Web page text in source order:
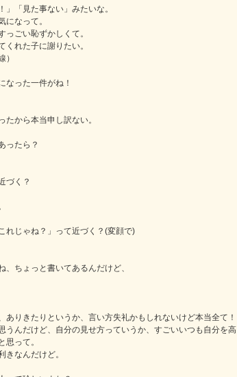
「見た事ない」みたいな。
になって。
っごい恥ずかしくて。
れた子に謝りたい。
）
なった一件がね！
たから本当申し訳ない。
ったら？
づく？
れじゃね？」って近づく？(変顔で)
ちょっと書いてあるんだけど、
ありきたりというか、言い方失礼かもしれないけど本当全て！
うんだけど、自分の見せ方っていうか、すごいいつも自分を高
思って。
きなんだけど。